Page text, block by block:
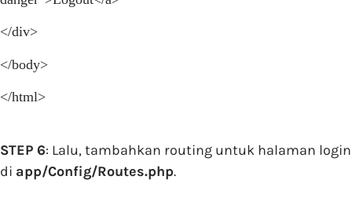
</div>
</body>
</html>
STEP 6: Lalu, tambahkan routing untuk halaman login
di app/Config/Routes.php.